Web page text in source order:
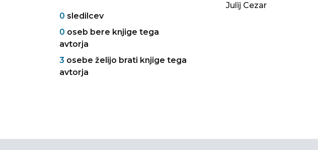
0 sledilcev
0 oseb bere knjige tega
avtorja
3 osebe želijo brati knjige tega
avtorja
Julij Cezar